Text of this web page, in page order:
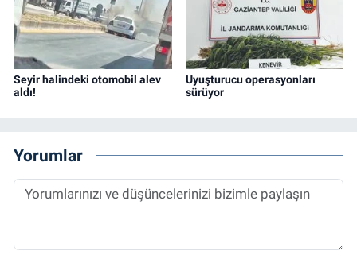
Seyir halindeki otomobil alev
aldı!
Uyuşturucu operasyonları
sürüyor
Yorumlar